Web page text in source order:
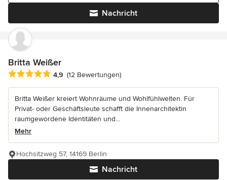
Nachricht
Britta Weißer
Durchschnittliche Bewertung: 4.9 von 5 Sternen
4,9 (12 Bewertungen)
Britta Weißer kreiert Wohnräume und Wohlfühlwelten. Für
Privat- oder Geschäftsleute schafft die Innenarchitektin
raumgewordene Identitäten und...
Mehr
Nachricht
Hochsitzweg 57, 14169 Berlin